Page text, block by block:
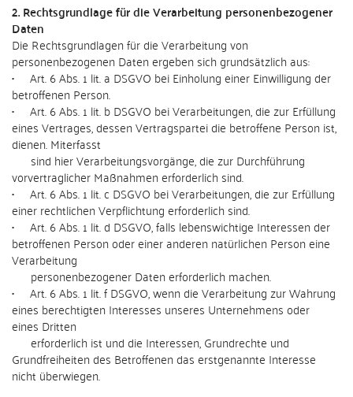
2. Rechtsgrundlage für die Verarbeitung personenbezogener
Daten
Die Rechtsgrundlagen für die Verarbeitung von
personenbezogenen Daten ergeben sich grundsätzlich aus:
• Art. 6 Abs. 1 lit. a DSGVO bei Einholung einer Einwilligung der
betroffenen Person.
• Art. 6 Abs. 1 lit. b DSGVO bei Verarbeitungen, die zur Erfüllung
eines Vertrages, dessen Vertragspartei die betroffene Person ist,
dienen. Miterfasst
sind hier Verarbeitungsvorgänge, die zur Durchführung
vorvertraglicher Maßnahmen erforderlich sind.
• Art. 6 Abs. 1 lit. c DSGVO bei Verarbeitungen, die zur Erfüllung
einer rechtlichen Verpflichtung erforderlich sind.
• Art. 6 Abs. 1 lit. d DSGVO, falls lebenswichtige Interessen der
betroffenen Person oder einer anderen natürlichen Person eine
Verarbeitung
personenbezogener Daten erforderlich machen.
• Art. 6 Abs. 1 lit. f DSGVO, wenn die Verarbeitung zur Wahrung
eines berechtigten Interesses unseres Unternehmens oder
eines Dritten
erforderlich ist und die Interessen, Grundrechte und
Grundfreiheiten des Betroffenen das erstgenannte Interesse
nicht überwiegen.